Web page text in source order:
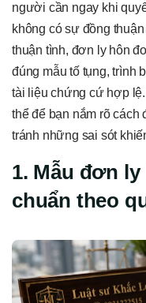
người cần ngay khi
không có sự đồng
thuận tình, đơn ly hôn
đúng mẫu tố tụng, trình
tài liệu chứng cứ hợp
thể để bạn nắm rõ cách
tránh những sai sót
1. Mẫu đơn
chuẩn theo